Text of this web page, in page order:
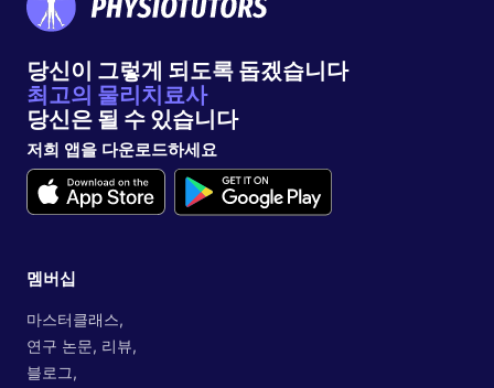
당신이 그렇게 되도록 돕겠습니다
최고의 물리치료사
당신은 될 수 있습니다
저희 앱을 다운로드하세요
멤버십
마스터클래스,
연구 논문, 리뷰,
블로그,